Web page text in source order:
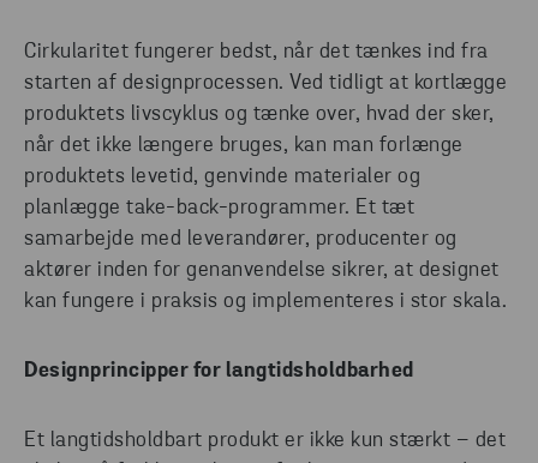
Cirkularitet fungerer bedst, når det tænkes ind fra
starten af designprocessen. Ved tidligt at kortlægge
produktets livscyklus og tænke over, hvad der sker,
når det ikke længere bruges, kan man forlænge
produktets levetid, genvinde materialer og
planlægge take-back-programmer. Et tæt
samarbejde med leverandører, producenter og
aktører inden for genanvendelse sikrer, at designet
kan fungere i praksis og implementeres i stor skala.
Designprincipper for langtidsholdbarhed
Et langtidsholdbart produkt er ikke kun stærkt – det